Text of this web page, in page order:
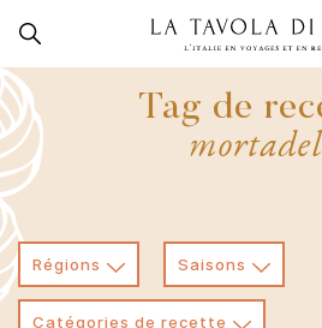
content
La
Tavola
di
Rechercher
Tag de
Régions Saisons
Catégories de recette